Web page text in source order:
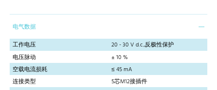
电气数据
工作电压
20 - 30 V d.c.,反极性保护
电压脉动
± 10 %
空载电流损耗
≤ 45 mA
连接类型
5芯M12接插件